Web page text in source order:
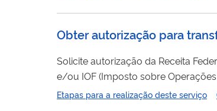
Obter autorização para
Solicite autorização da Receita
e/ou IOF (Imposto sobre Operações Financeiras) para outra
severa ou profunda, ou transtorno
transferência de veículo precisa
Etapas para a realização deste serviço